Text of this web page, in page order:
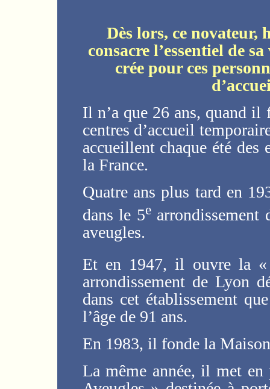
Dès lors, ce novateur,
consacre l’essentiel de
crée pour ces
Il n’a que 26 ans, quand il
centres d’accueil
accueillent chaque été des
la France.
Quatre ans plus tard en
dans le 5earrondissement
aveugles.
Et en 1947, il ouvre la
arrondissement de Lyon
dans cet établissement
l’âge de 91 ans.
En 1983, il fonde la
La même année, il met en